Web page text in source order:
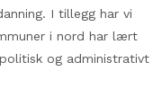
I tillegg har vi
i nord har lært
og administrativt